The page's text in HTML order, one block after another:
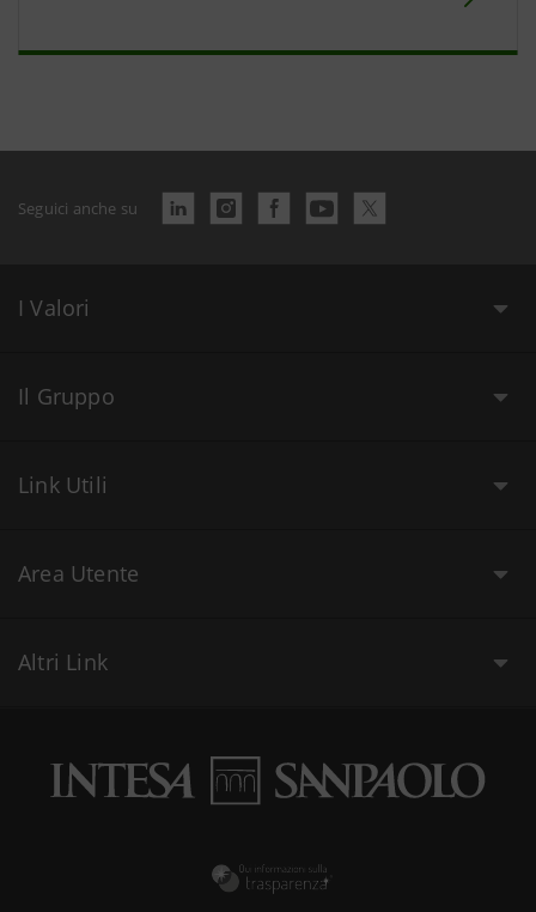
Seguici anche su
I Valori
Il Gruppo
Link Utili
Area Utente
Altri Link